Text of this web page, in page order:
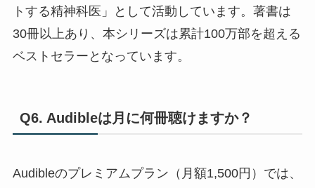
トする精神科医」として活動しています。著書は
30冊以上あり、本シリーズは累計100万部を超える
ベストセラーとなっています。
Q6. Audibleは月に何冊聴けますか？
Audibleのプレミアムプラン（月額1,500円）では、